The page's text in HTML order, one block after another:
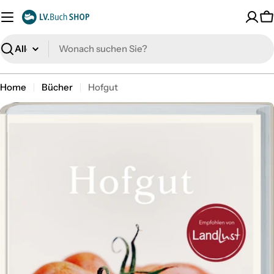
Inhalt
Suche
Home Bücher Hofgut